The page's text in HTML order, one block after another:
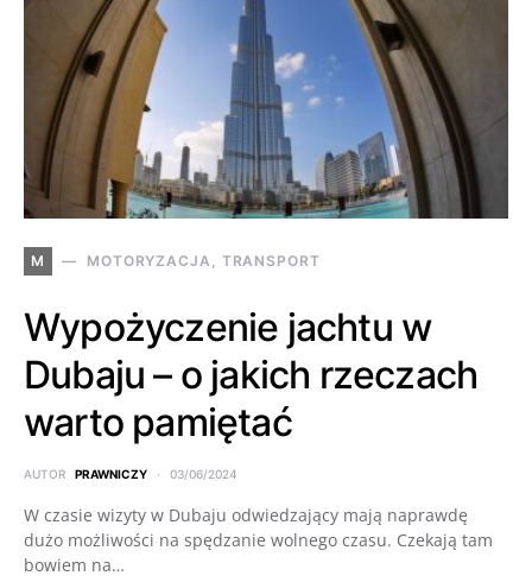
M MOTORYZACJA, TRANSPORT
Wypożyczenie jachtu w
Dubaju – o jakich rzeczach
warto pamiętać
AUTOR PRAWNICZY 03/06/2024
W czasie wizyty w Dubaju odwiedzający mają naprawdę
dużo możliwości na spędzanie wolnego czasu. Czekają tam
bowiem na…